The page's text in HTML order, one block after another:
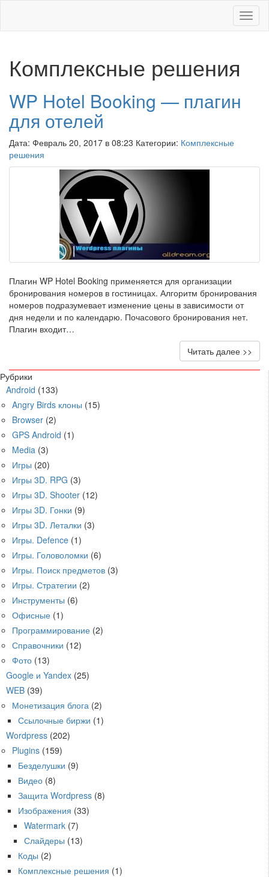
Меню
Комплексные решения
WP Hotel Booking — плагин
для отелей
Дата: Февраль 20, 2017 в 08:23 Категории: Комплексные
решения
Плагин WP Hotel Booking применяется для организации
бронирования номеров в гостиницах. Алгоритм бронирования
номеров подразумевает изменение цены в зависимости от
дня недели и по календарю. Почасового бронирования нет.
Плагин входит…
Читать далее >>
Рубрики
Android (133)
Angry Birds клоны (15)
Browser (2)
GPS Android (1)
Media (3)
Игры (20)
Игры 3D. RPG (3)
Игры 3D. Shooter (12)
Игры 3D. Гонки (9)
Игры 3D. Леталки (3)
Игры. Defence (1)
Игры. Головоломки (6)
Игры. Поиск предметов (3)
Игры. Стратегии (2)
Инструменты (6)
Офисные (1)
Программирование (2)
Справочники (12)
Фото (13)
Google и Yandex (25)
WEB (39)
Монетизация блога (2)
Ссылочные биржи (1)
Wordpress (202)
Plugins (159)
Безделушки (9)
Видео (8)
Защита Wordpress (8)
Изображения (33)
Watermark (7)
Слайдеры (13)
Коды (2)
Комплексные решения (1)